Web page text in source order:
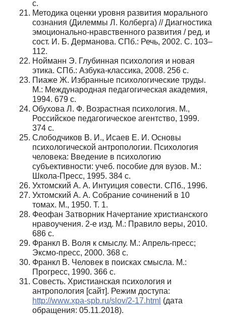
с.
Методика оценки уровня развития морального
сознания (Дилеммы Л. Колберга) // Диагностика
эмоционально-нравственного развития / ред. и
сост. И. Б. Дерманова. СПб.: Речь, 2002. С. 103–
112.
Нойманн Э. Глубинная психология и новая
этика. СПб.: Азбука-классика, 2008. 256 с.
Пиаже Ж. Избранные психологические труды.
М.: Международная педагогическая академия,
1994. 679 с.
Обухова Л. Ф. Возрастная психология. М.,
Российское педагогическое агентство, 1999.
374 с.
Слободчиков В. И., Исаев Е. И. Основы
психологической антропологии. Психология
человека: Введение в психологию
субъективности: учеб. пособие для вузов. М.:
Школа-Пресс, 1995. 384 с.
Ухтомский А. А. Интуиция совести. СПб., 1996.
Ухтомский А. А. Собрание сочинений в 10
томах. М., 1950. Т. 1.
Феофан Затворник Начертание христианского
нравоучения. 2‑е изд. М.: Правило веры, 2010.
686 с.
Франкл В. Воля к смыслу. М.: Апрель-пресс;
Эксмо-пресс, 2000. 368 с.
Франкл В. Человек в поисках смысла. М.:
Прогресс, 1990. 366 с.
Совесть. Христианская психология и
антропология [сайт]. Режим доступа:
http://www.xpa-spb.ru/slov/2-17.html (дата
обращения: 05.11.2018).